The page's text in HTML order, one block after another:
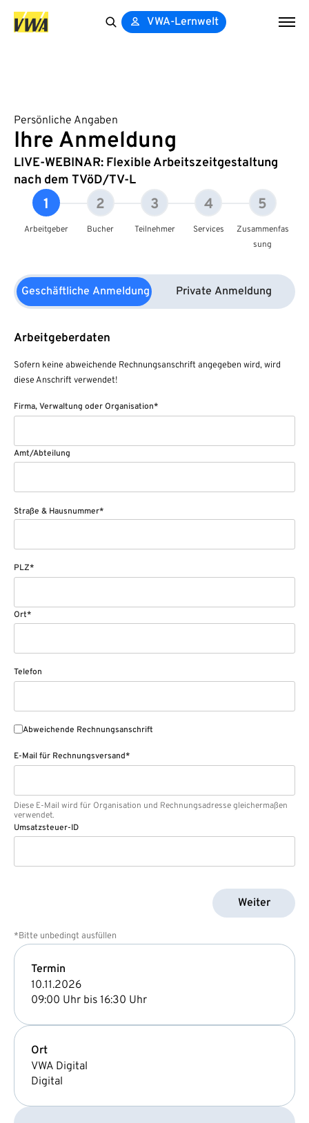
VWA-Lernwelt
Persönliche Angaben
Ihre Anmeldung
LIVE-WEBINAR: Flexible Arbeitszeitgestaltung
nach dem TVöD/TV-L
1
Arbeitgeber
2
Bucher
3
Teilnehmer
4
Services
5
Zusammenfas
sung
Geschäftliche Anmeldung Private Anmeldung
Arbeitgeberdaten
Sofern keine abweichende Rechnungsanschrift angegeben wird, wird
diese Anschrift verwendet!
Firma, Verwaltung oder Organisation*
Amt/Abteilung
Straße & Hausnummer*
PLZ*
Ort*
Telefon
Abweichende Rechnungsanschrift
E-Mail für Rechnungsversand*
Diese E-Mail wird für Organisation und Rechnungsadresse gleichermaßen
verwendet.
Umsatzsteuer-ID
Weiter
*Bitte unbedingt ausfüllen
Termin
10.11.2026
09:00 Uhr bis 16:30 Uhr
Ort
VWA Digital
Digital